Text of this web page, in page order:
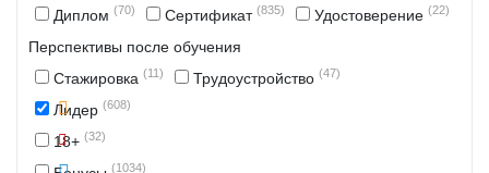
Диплом (70) Сертификат (835) Удостоверение (22)
Перспективы после обучения
Стажировка (11) Трудоустройство (47)
Лидер (608)
18+ (32)
(1034)